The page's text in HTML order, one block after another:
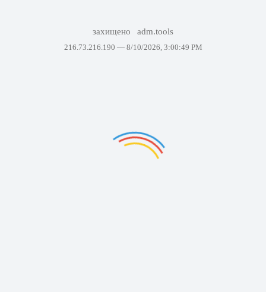
захищено adm.tools
216.73.216.190 — 8/10/2026, 3:00:49 PM